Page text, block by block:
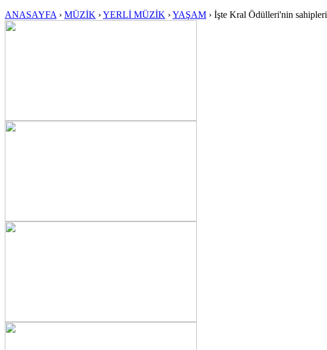
ANASAYFA › MÜZİK ›YERLİ MÜZİK ›YAŞAM › İşte Kral Ödülleri'nin sahipleri